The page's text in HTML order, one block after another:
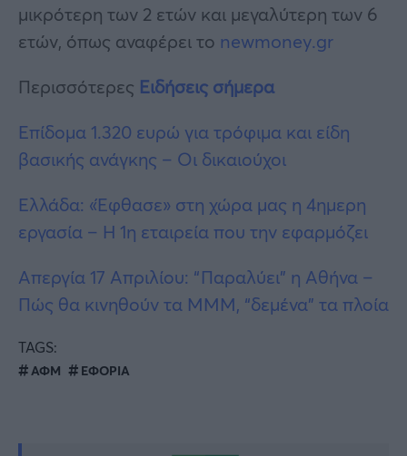
μικρότερη των 2 ετών και μεγαλύτερη των 6
ετών, όπως αναφέρει το newmoney.gr
Περισσότερες Ειδήσεις σήμερα
Επίδομα 1.320 ευρώ για τρόφιμα και είδη
βασικής ανάγκης – Οι δικαιούχοι
Ελλάδα: «Έφθασε» στη χώρα μας η 4ημερη
εργασία – Η 1η εταιρεία που την εφαρμόζει
Απεργία 17 Απριλίου: “Παραλύει” η Αθήνα –
Πώς θα κινηθούν τα ΜΜΜ, “δεμένα” τα πλοία
TAGS:
ΑΦΜ ΕΦΟΡΙΑ